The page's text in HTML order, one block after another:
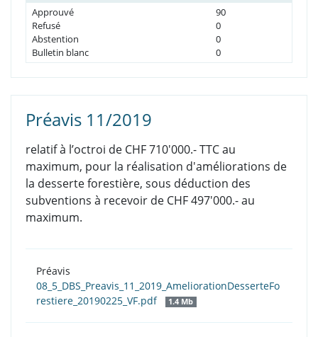
Approuvé
90
Refusé
0
Abstention
0
Bulletin blanc
0
Préavis 11/2019
relatif à l’octroi de CHF 710'000.- TTC au
maximum, pour la réalisation d'améliorations de
la desserte forestière, sous déduction des
subventions à recevoir de CHF 497'000.- au
maximum.
Préavis
08_5_DBS_Preavis_11_2019_AmeliorationDesserteFo
restiere_20190225_VF.pdf
1.4 Mb